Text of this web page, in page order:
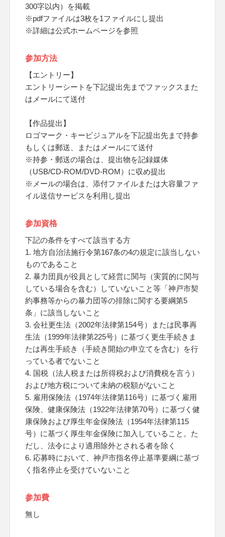
300字以内）を掲載
※pdfファイルは3枚を1ファイルにし提出
※詳細は公式ホームページを参照
参加方法
【エントリー】
エントリーシートを下記提出先までファックスまた
はメールにて送付
【作品提出】
ロゴマーク・キービジュアルを下記提出先まで持参
もしくは郵送、またはメールにて送付
※持参・郵送の場合は、提出物を記録媒体
（USB/CD-ROM/DVD-ROM）に収め提出
※メールの場合は、添付ファイルまたは大容量ファ
イル送信サービスを利用し提出
参加資格
下記の条件をすべて該当する方
1. 地方自治法施行令第167条の4の規定に該当しない
ものであること
2. 暴力団員が役員として経営に関与（実質的に関与
している場合を含む）していないこと等「神戸市契
約事務等からの暴力団等の排除に関する要綱第5
条」に該当しないこと
3. 会社更生法（2002年法律第154号）または民事再
生法（1999年法律第225号）に基づく更生手続きま
たは再生手続き（手続き開始の申立てを含む）を行
っている者でないこと
4. 国税（法人税または所得税および消費税を言う）
および地方税について未納の税額がないこと
5. 雇用保険法（1974年法律第116号）に基づく雇用
保険、健康保険法（1922年法律第70号）に基づく健
康保険および厚生年金保険法（1954年法律第115
号）に基づく厚生年金保険に加入していること。た
だし、法令により適用除外とされる者を除く
6. 応募時において、神戸市指名停止基準要綱に基づ
く指名停止を受けていないこと
参加費
無し